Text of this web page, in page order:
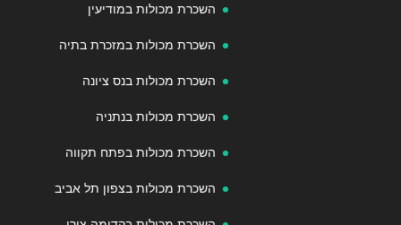
השכרת מכולות במודיעין
השכרת מכולות במזכרת בתיה
השכרת מכולות בנס ציונה
השכרת מכולות בנתניה
השכרת מכולות בפתח תקווה
השכרת מכולות בצפון תל אביב